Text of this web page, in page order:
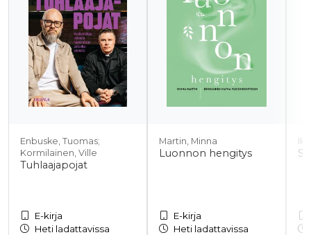
Enbuske, Tuomas;
Kormilainen, Ville
Tuhlaajapojat
E-kirja
Heti ladattavissa
Martin, Minna
Luonnon hengitys
E-kirja
Heti ladattavissa